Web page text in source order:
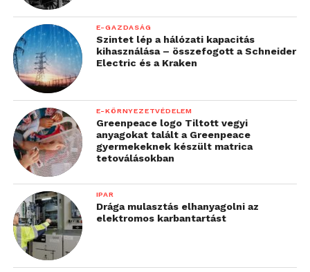
E-GAZDASÁG
Szintet lép a hálózati kapacitás
kihasználása – összefogott a Schneider
Electric és a Kraken
E-KÖRNYEZETVÉDELEM
Greenpeace logo Tiltott vegyi
anyagokat talált a Greenpeace
gyermekeknek készült matrica
tetoválásokban
IPAR
Drága mulasztás elhanyagolni az
elektromos karbantartást